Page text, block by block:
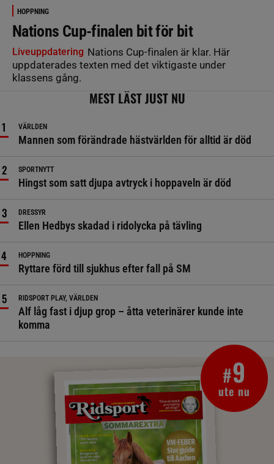
HOPPNING
Nations Cup-finalen bit för bit
Liveuppdatering Nations Cup-finalen är klar. Här
uppdaterades texten med det viktigaste under
klassens gång.
MEST LÄST JUST NU
VÄRLDEN
Mannen som förändrade hästvärlden för alltid är död
SPORTNYTT
Hingst som satt djupa avtryck i hoppaveln är död
DRESSYR
Ellen Hedbys skadad i ridolycka på tävling
HOPPNING
Ryttare förd till sjukhus efter fall på SM
RIDSPORT PLAY, VÄRLDEN
Alf låg fast i djup grop – åtta veterinärer kunde inte
komma
#9
ute nu